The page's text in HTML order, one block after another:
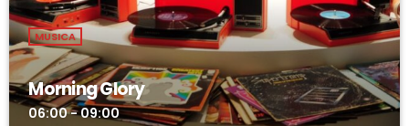
MUSICA
Morning Glory
06:00 - 09:00